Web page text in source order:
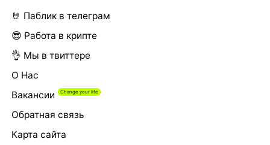
🤘 Паблик в телеграм
😎 Работа в крипте
👌 Мы в твиттере
О Нас
Вакансии
Обратная связь
Карта сайта